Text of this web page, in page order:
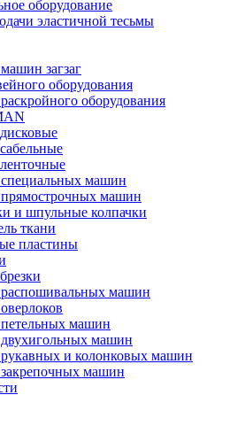
оборудование
эластичной тесьмы
загзаг
оборудования
оборудования
специальных машин
прямострочных машин
и шпульные колпачки
ткани
пластины
распошивальных машин
петельных машин
двухигольных машин
рукавных и колонковых машин
закрепочных машин